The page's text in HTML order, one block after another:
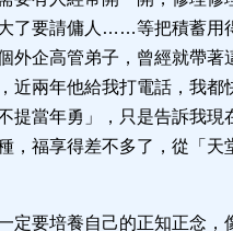
了要請傭人……等把積蓄用
外企高管弟子，曾經就帶著
近兩年他給我打電話，我都
提當年勇」，只是告訴我現
福享得差不多了，從「天
定要培養自己的正知正念，